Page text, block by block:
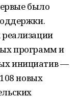
было
программ и
инициатив —
новых